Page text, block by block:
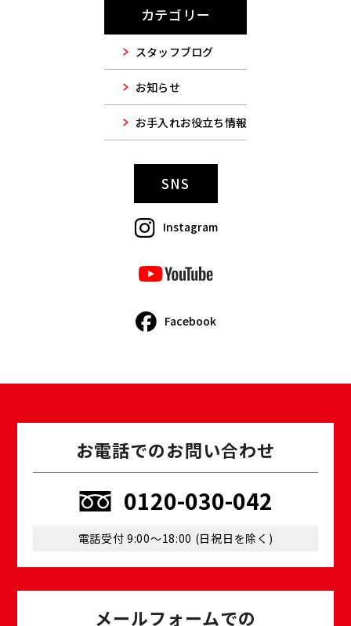
カテゴリー
スタッフブログ
お知らせ
お手入れお役立ち情報
SNS
Instagram
Facebook
お電話でのお問い合わせ
0120-030-042
電話受付 9:00〜18:00 (⽇祝⽇を除く)
メールフォームでの